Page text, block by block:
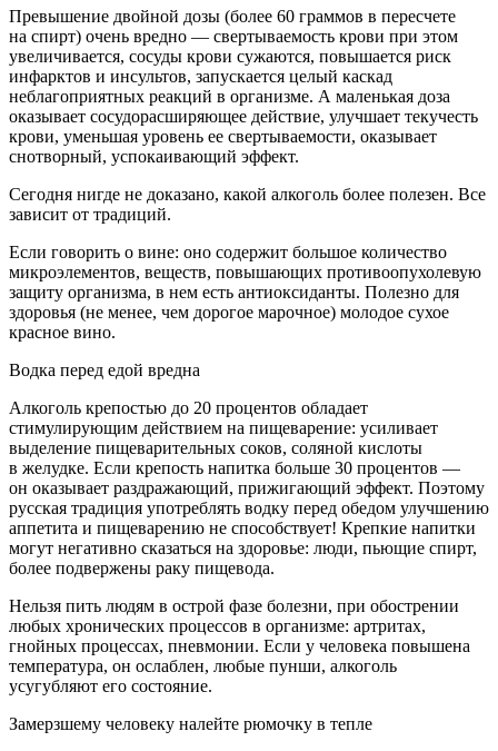
Превышение двойной дозы (более 60 граммов в пересчете
на спирт) очень вредно — свертываемость крови при этом
увеличивается, сосуды крови сужаются, повышается риск
инфарктов и инсультов, запускается целый каскад
неблагоприятных реакций в организме. А маленькая доза
оказывает сосудорасширяющее действие, улучшает текучесть
крови, уменьшая уровень ее свертываемости, оказывает
снотворный, успокаивающий эффект.
Сегодня нигде не доказано, какой алкоголь более полезен. Все
зависит от традиций.
Если говорить о вине: оно содержит большое количество
микроэлементов, веществ, повышающих противоопухолевую
защиту организма, в нем есть антиоксиданты. Полезно для
здоровья (не менее, чем дорогое марочное) молодое сухое
красное вино.
Водка перед едой вредна
Алкоголь крепостью до 20 процентов обладает
стимулирующим действием на пищеварение: усиливает
выделение пищеварительных соков, соляной кислоты
в желудке. Если крепость напитка больше 30 процентов —
он оказывает раздражающий, прижигающий эффект. Поэтому
русская традиция употреблять водку перед обедом улучшению
аппетита и пищеварению не способствует! Крепкие напитки
могут негативно сказаться на здоровье: люди, пьющие спирт,
более подвержены раку пищевода.
Нельзя пить людям в острой фазе болезни, при обострении
любых хронических процессов в организме: артритах,
гнойных процессах, пневмонии. Если у человека повышена
температура, он ослаблен, любые пунши, алкоголь
усугубляют его состояние.
Замерзшему человеку налейте рюмочку в тепле